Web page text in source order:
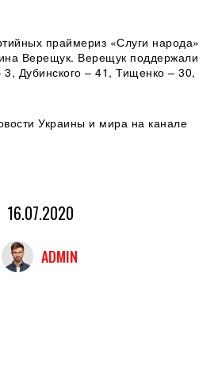
праймериз «Слуги народа»
Верещук. Верещук поддержали
3, Дубинского – 41, Тищенко – 30,
Украины и мира на канале
16.07.2020
ADMIN